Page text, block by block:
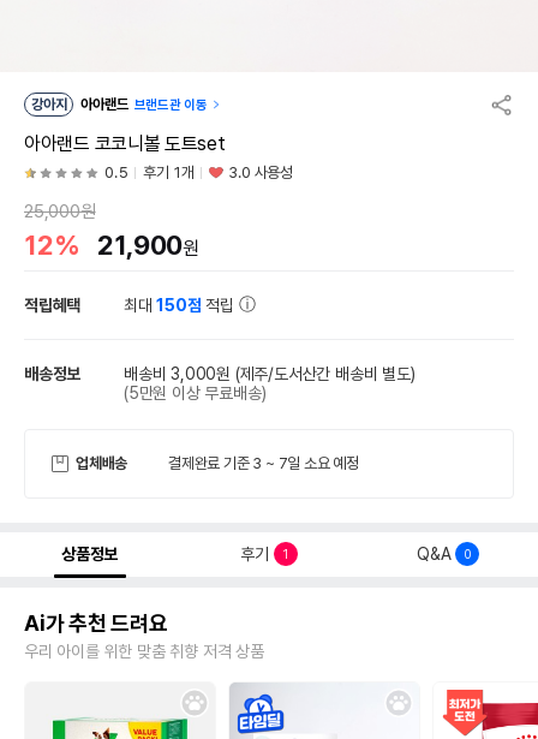
강아지 아아랜드 브랜드관 이동
아아랜드 코코니볼 도트set
0.5 후기 1개 3.0 사용성
25,000원
12% 21,900원
적립혜택 최대150점 적립
배송정보 배송비 3,000원 (제주/도서산간 배송비 별도)
(5만원 이상 무료배송)
업체배송 결제완료 기준 3 ~ 7일 소요 예정
상품정보 후기 1 Q&A 0
Ai가 추천 드려요
우리 아이를 위한 맞춤 취향 저격 상품